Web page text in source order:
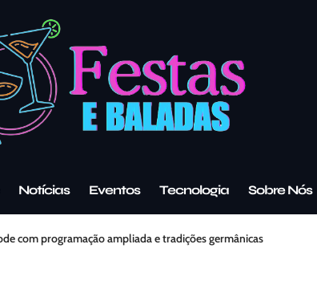
Notícias Eventos Tecnologia Sobre Nós
com programação ampliada e tradições germânicas